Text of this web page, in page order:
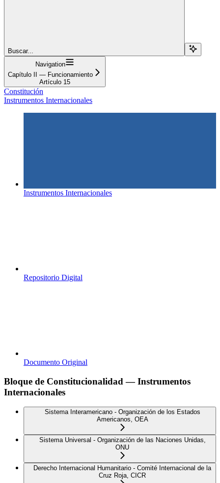
Buscar...
Navigation
Capítulo II — Funcionamiento
Artículo 15
Constitución
Instrumentos Internacionales
Instrumentos Internacionales
Repositorio Digital
Documento Original
Bloque de Constitucionalidad — Instrumentos
Internacionales
Sistema Interamericano - Organización de los Estados
Americanos, OEA
Sistema Universal - Organización de las Naciones Unidas,
ONU
Derecho Internacional Humanitario - Comité Internacional de la
Cruz Roja, CICR